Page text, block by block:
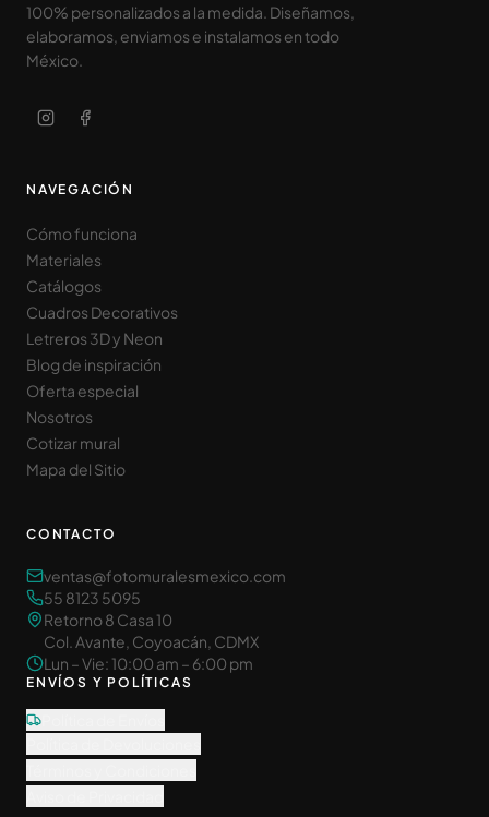
100% personalizados a la medida. Diseñamos,
elaboramos, enviamos e instalamos en todo
México.
NAVEGACIÓN
Cómo funciona
Materiales
Catálogos
Cuadros Decorativos
Letreros 3D y Neon
Blog de inspiración
Oferta especial
Nosotros
Cotizar mural
Mapa del Sitio
CONTACTO
ventas@fotomuralesmexico.com
55 8123 5095
Retorno 8 Casa 10
Col. Avante, Coyoacán, CDMX
Lun – Vie: 10:00 am – 6:00 pm
ENVÍOS Y POLÍTICAS